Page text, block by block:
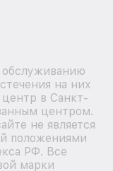
обслуживанию
на них
в Санкт-
центром.
не является
положениями
РФ. Все
марки